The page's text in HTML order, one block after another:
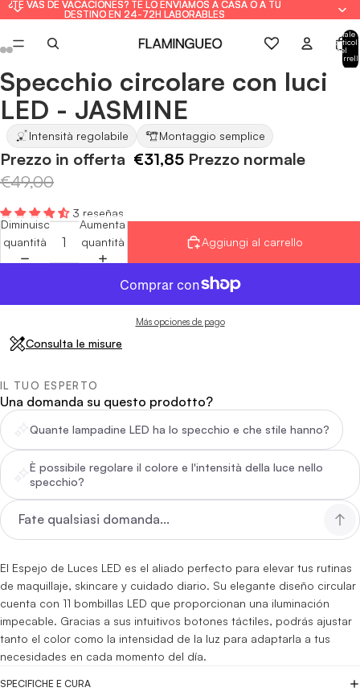
¿TE VAS DE VACACIONES? TE LO ENVIAMOS A CASA O A TU
DESTINO EN 24-72H LABORABLES
¿TE VAS DE VACACIONES? TE LO ENVIAMOS A CASA O A TU
DESTINO EN 24-72H LABORABLES
Totale
articoli
nel
Apri
immagine
schermo
intero
Apri
immagine
schermo
intero
Apri
immagine
schermo
intero
Apri
immagine
schermo
intero
Apri
immagine
schermo
intero
Apri
immagine
schermo
intero
Specchio circolare con luci
LED - JASMINE
Intensità regolabile Montaggio semplice
Prezzo in offerta €31,85 Prezzo normale
€49,00
3 reseñas
Diminuisci
quantità
Aumenta
quantità
Aggiungi al carrello
Más opciones de pago
Consulta le misure
IL TUO ESPERTO
Una domanda su questo prodotto?
Quante lampadine LED ha lo specchio e che stile hanno?
È possibile regolare il colore e l'intensità della luce nello
specchio?
El Espejo de Luces LED es el aliado perfecto para elevar tus rutinas
de maquillaje, skincare y cuidado diario. Su elegante diseño circular
cuenta con 11 bombillas LED que proporcionan una iluminación
impecable. Gracias a sus intuitivos botones táctiles, podrás ajustar
tanto el color como la intensidad de la luz para adaptarla a tus
necesidades en cada momento del día.
SPECIFICHE E CURA